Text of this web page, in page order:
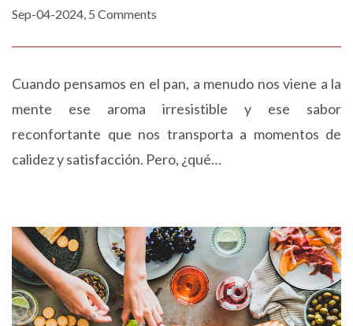
Sep-04-2024, 5 Comments
Cuando pensamos en el pan, a menudo nos viene a la
mente ese aroma irresistible y ese sabor
reconfortante que nos transporta a momentos de
calidez y satisfacción. Pero, ¿qué…